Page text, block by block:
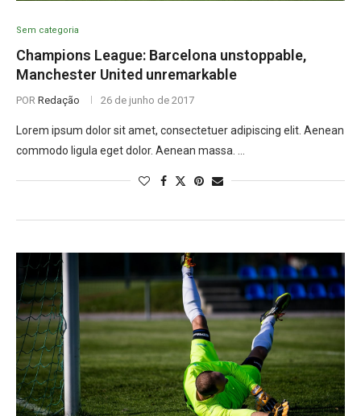
Sem categoria
Champions League: Barcelona unstoppable,
Manchester United unremarkable
POR Redação 26 de junho de 2017
Lorem ipsum dolor sit amet, consectetuer adipiscing elit. Aenean
commodo ligula eget dolor. Aenean massa. …